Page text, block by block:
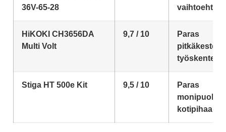
36V-65-28
vaihtoehto
HiKOKI CH3656DA
Multi Volt
9,7 / 10
Paras
Stiga HT 500e Kit 9,5 / 10
Paras
kotipihaan